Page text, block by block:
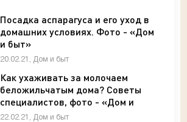
Посадка аспарагуса и его уход в
домашних условиях. Фото - «Дом
и быт»
20.02.21, Дом и быт
Как ухаживать за молочаем
беложильчатым дома? Советы
специалистов, фото - «Дом и
быт»
22.02.21, Дом и быт